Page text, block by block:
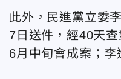
此外，民進黨立委
7日送件，經40天
6月中旬會成案；李